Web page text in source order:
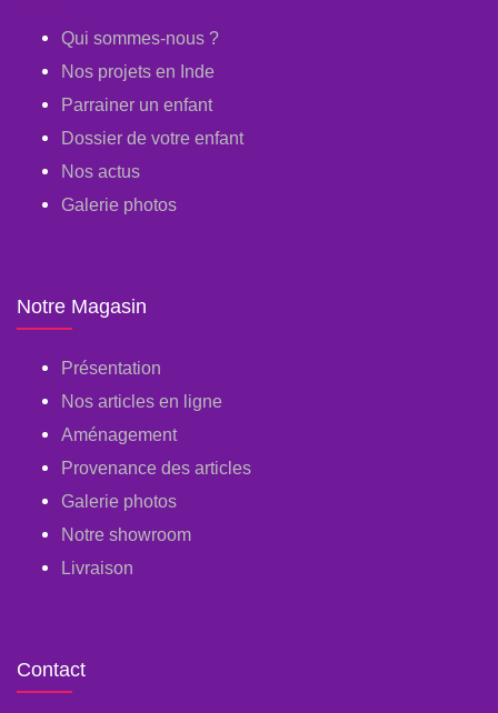
Qui sommes-nous ?
Nos projets en Inde
Parrainer un enfant
Dossier de votre enfant
Nos actus
Galerie photos
Notre Magasin
Présentation
Nos articles en ligne
Aménagement
Provenance des articles
Galerie photos
Notre showroom
Livraison
Contact